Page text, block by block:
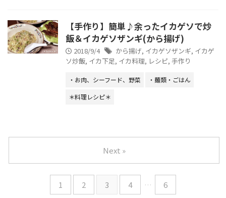
【手作り】簡単♪余ったイカゲソで炒
飯＆イカゲソザンギ(から揚げ)
2018/9/4 から揚げ, イカゲソザンギ, イカゲ
ソ炒飯, イカ下足, イカ料理, レシピ, 手作り
・お肉、シーフード、野菜
・麺類・ごはん
＊料理レシピ＊
1 2 3 4 … 6
Next »